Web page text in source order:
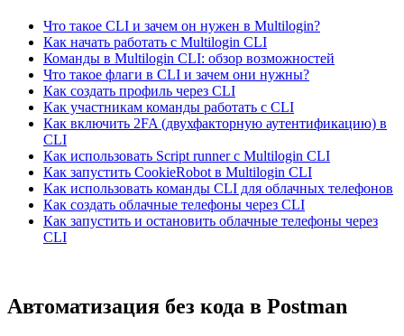
Что такое CLI и зачем он нужен в Multilogin?
Как начать работать с Multilogin CLI
Команды в Multilogin CLI: обзор возможностей
Что такое флаги в CLI и зачем они нужны?
Как создать профиль через CLI
Как участникам команды работать с CLI
Как включить 2FA (двухфакторную аутентификацию) в
CLI
Как использовать Script runner с Multilogin CLI
Как запустить CookieRobot в Multilogin CLI
Как использовать команды CLI для облачных телефонов
Как создать облачные телефоны через CLI
Как запустить и остановить облачные телефоны через
CLI
Автоматизация без кода в Postman